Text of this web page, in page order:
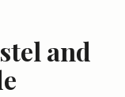
and